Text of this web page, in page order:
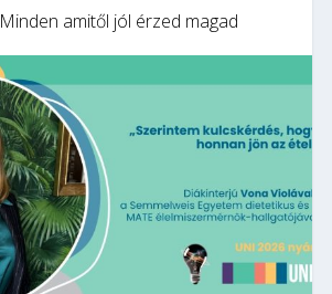
Minden amitől jól érzed magad